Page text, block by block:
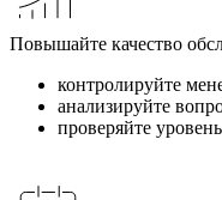
Повышайте качество
контролируйте
анализируйте
проверяйте